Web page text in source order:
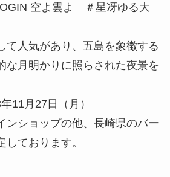
空よ雲よ ＃星冴ゆる大
人気があり、五島を象徴する
な月明かりに照らされた夜景を
11月27日（月）
ンショップの他、長崎県のバー
ております。